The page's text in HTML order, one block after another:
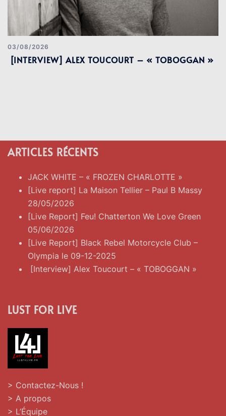
03/08/2026
[INTERVIEW] ALEX TOUCOURT – « TOBOGGAN »
ARTICLES RÉCENTS
JACK WHITE – « FROZEN CHARLOTTE »
[Live report] La Maison Tellier – Paul B Massy
28/05/2026
[Live Report] Feu! Chatterton We Love Green
05/06/2026
[Live Report] Black Rebel Motorcycle Club –
Olympia le 09-12-2025
[Interview] Alex Toucourt – « TOBOGGAN »
LUST FOR LIVE
> Contactez-Nous !
> A propos
> L’Équipe